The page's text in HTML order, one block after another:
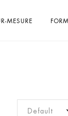
MESURE
Default